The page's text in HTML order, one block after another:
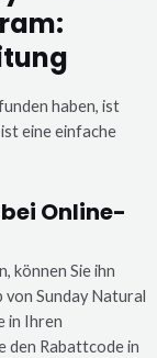
haben, ist
eine einfache
Online-
können Sie ihn
von Sunday Natural
in Ihren
den Rabattcode in